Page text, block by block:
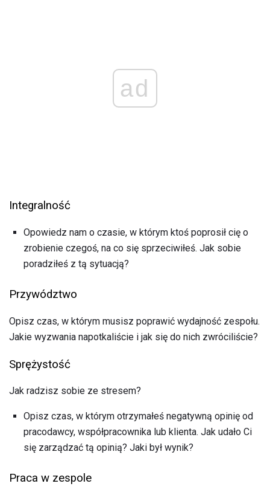
ad
Integralność
Opowiedz nam o czasie, w którym ktoś poprosił cię o
zrobienie czegoś, na co się sprzeciwiłeś. Jak sobie
poradziłeś z tą sytuacją?
Przywództwo
Opisz czas, w którym musisz poprawić wydajność zespołu.
Jakie wyzwania napotkaliście i jak się do nich zwróciliście?
Sprężystość
Jak radzisz sobie ze stresem?
Opisz czas, w którym otrzymałeś negatywną opinię od
pracodawcy, współpracownika lub klienta. Jak udało Ci
się zarządzać tą opinią? Jaki był wynik?
Praca w zespole